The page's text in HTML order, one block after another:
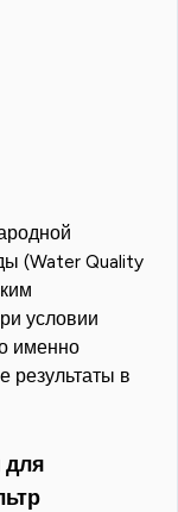
(Water Quality
условии
именно
результаты в
для